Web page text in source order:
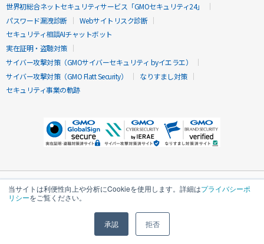
当サイトは利便性向上や分析にCookieを使用します。詳細はプライバシーポ
リシーをご覧ください。
承認 拒否
世界初総合ネットセキュリティサービス「GMOセキュリティ24」
パスワード漏洩診断
Webサイトリスク診断
セキュリティ相談AIチャットボット
実在証明・盗聴対策
サイバー攻撃対策（GMOサイバーセキュリティ byイエラエ）
サイバー攻撃対策（GMO Flatt Security）
なりすまし対策
セキュリティ事業の軌跡